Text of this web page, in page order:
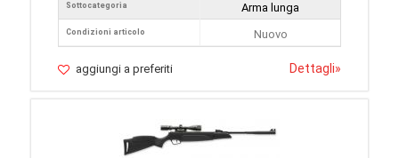
Sottocategoria
Condizioni articolo
Arma lunga
Nuovo
aggiungi a preferiti Dettagli»